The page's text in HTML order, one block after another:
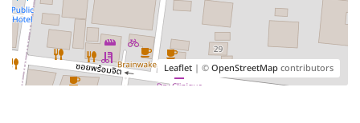
Leaflet | ©OpenStreetMapcontributors